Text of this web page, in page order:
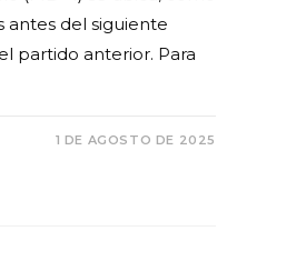
antes del siguiente
partido anterior. Para
1 DE AGOSTO DE 2025